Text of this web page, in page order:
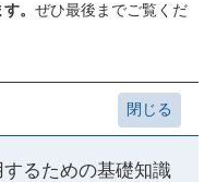
。 ぜひ最後までご覧くだ
るための基礎知識